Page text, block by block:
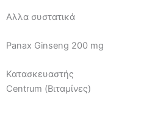
Αλλα συστατικά
Panax Ginseng 200 mg
Κατασκευαστής
Centrum (Βιταμίνες)